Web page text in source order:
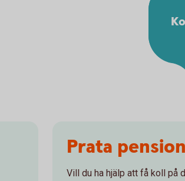
Prata
Vill du ha hjälp att få koll på